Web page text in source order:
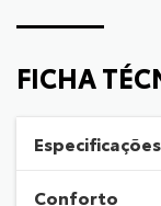
FICHA
Especificações
Conforto